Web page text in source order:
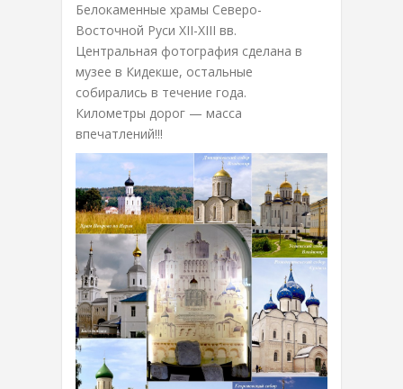
Белокаменные храмы Северо-
Восточной Руси XII-XIII вв.
Центральная фотография сделана в
музее в Кидекше, остальные
собирались в течение года.
Километры дорог — масса
впечатлений!!!